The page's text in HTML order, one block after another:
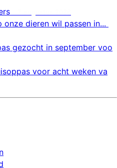
dieren wil passen in...
gezocht in september voo
voor acht weken va